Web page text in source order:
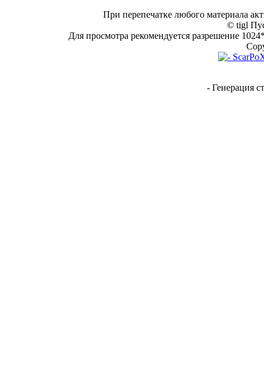
При перепечатке любого материала
© tigl
Для просмотра рекомендуется разрешение
- Генерация